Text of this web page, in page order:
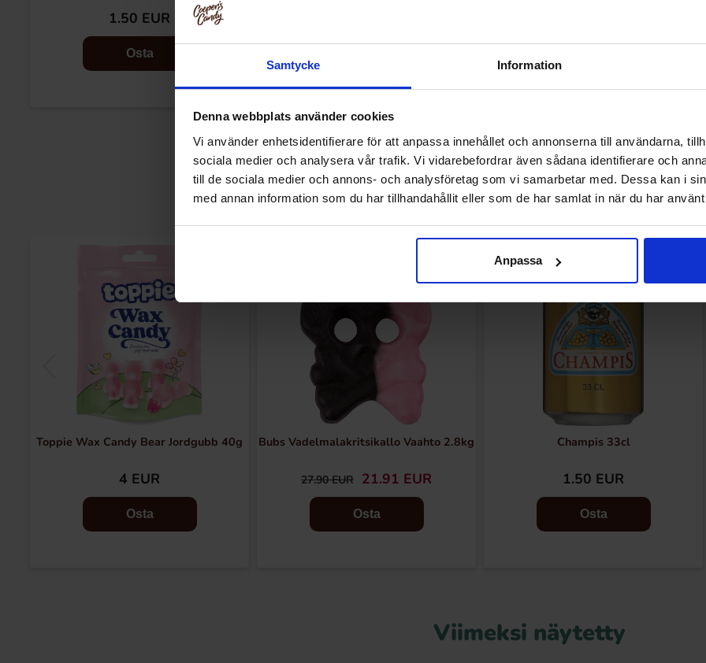
Samtycke Information
Denna webbplats använder cookies
Vi använder enhetsidentifierare för att anpassa innehållet och annonserna till användarna,
sociala medier och analysera vår trafik. Vi vidarebefordrar även sådana identifierare och
till de sociala medier och annons- och analysföretag som vi samarbetar med. Dessa kan i
med annan information som du har tillhandahållit eller som de har samlat in när du har
Anpassa
1.50 EUR
Osta
Muutkin ostivat
Toppie Wax Candy Bear Jordgubb 40g
4 EUR
Osta
Bubs Vadelmalakritsikallo Vaahto 2.8kg
27.90 EUR 21.91 EUR
Osta
Champis 33cl
1.50 EUR
Osta
Viimeksi näytetty